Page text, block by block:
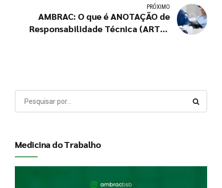
PRÓXIMO
AMBRAC: O que é ANOTAÇÃO de
Responsabilidade Técnica (ART) e
Medicina do Trabalho